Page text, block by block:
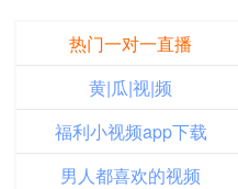
热门一对一直播
黄|瓜|视|频
福利小视频app下载
男人都喜欢的视频